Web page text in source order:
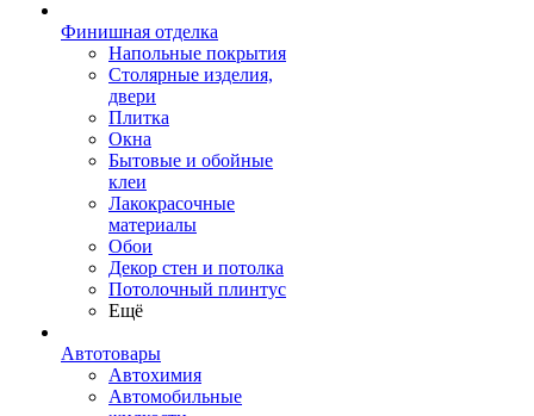
Финишная отделка
Напольные покрытия
Столярные изделия,
двери
Плитка
Окна
Бытовые и обойные
клеи
Лакокрасочные
материалы
Обои
Декор стен и потолка
Потолочный плинтус
Ещё
Автотовары
Автохимия
Автомобильные